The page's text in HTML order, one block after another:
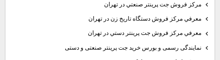
مركز فروش جت پرينتر صنعتي در تهران
معرفي مركز فروش دستگاه تاريخ زن در تهران
معرفي مركز فروش جت پرينتر دستي در تهران
نمایندگی رسمی و بورس خرید جت پرینتر صنعتی و دستی